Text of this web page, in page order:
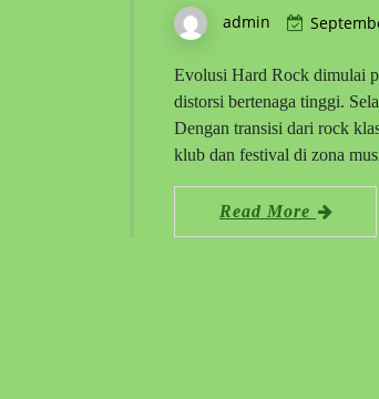
admin
Evolusi Hard Rock dimulai
distorsi bertenaga tinggi.
Dengan transisi dari rock
klub dan festival di zona
Read More